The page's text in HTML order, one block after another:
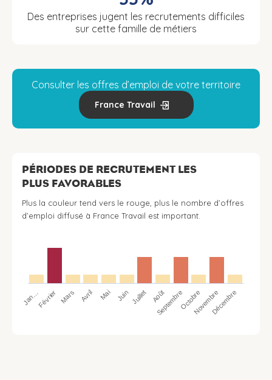
Des entreprises jugent les recrutements difficiles
sur cette famille de métiers
Consulter les offres d’emploi de votre territoire
France Travail
PÉRIODES DE RECRUTEMENT LES
PLUS FAVORABLES
Plus la couleur tend vers le rouge, plus le nombre d’offres
d’emploi diffusé à France Travail est important.
Jan…Février Mars Avril Mai Juin Juillet Août
SeptembreOctobreNovembreDécembre